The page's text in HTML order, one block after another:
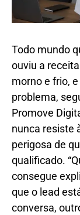
Todo mundo
ouviu a
morno e frio,
problema,
Promove
nunca resiste
perigosa de
qualificado.
consegue
que o lead
conversa,